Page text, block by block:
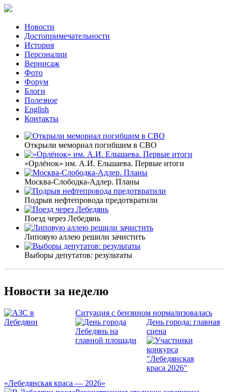
Новости
Достопримечательности
История
Персоналии
Вернисаж
Фото
Форум
Блоги
Полезное
English
Контакты
Открыли мемориал погибшим в СВО
«Орлёнок» им. А.И. Ельшаева. Первые итоги
Москва-Слободка-Адлер. Планы
Подрыв нефтепровода предотвратили
Поезд через Лебедянь
Липовую аллею решили зачистить
Выборы депутатов: результаты
Новости за неделю
Ситуация с бензином нормализовалась
День города: главная
сцена
«Лебедянская краса — 2026»